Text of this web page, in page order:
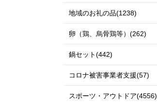
地域のお礼の品(1238)
卵（鶏、烏骨鶏等）(262)
鍋セット(442)
コロナ被害事業者支援(57)
スポーツ・アウトドア(4556)